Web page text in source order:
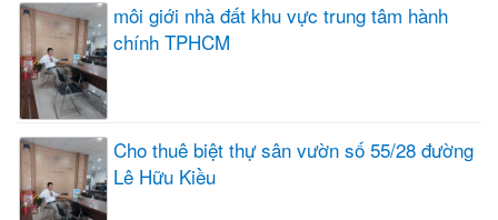
môi giới nhà đất khu vực trung tâm hành
chính TPHCM
Cho thuê biệt thự sân vườn số 55/28 đường
Lê Hữu Kiều